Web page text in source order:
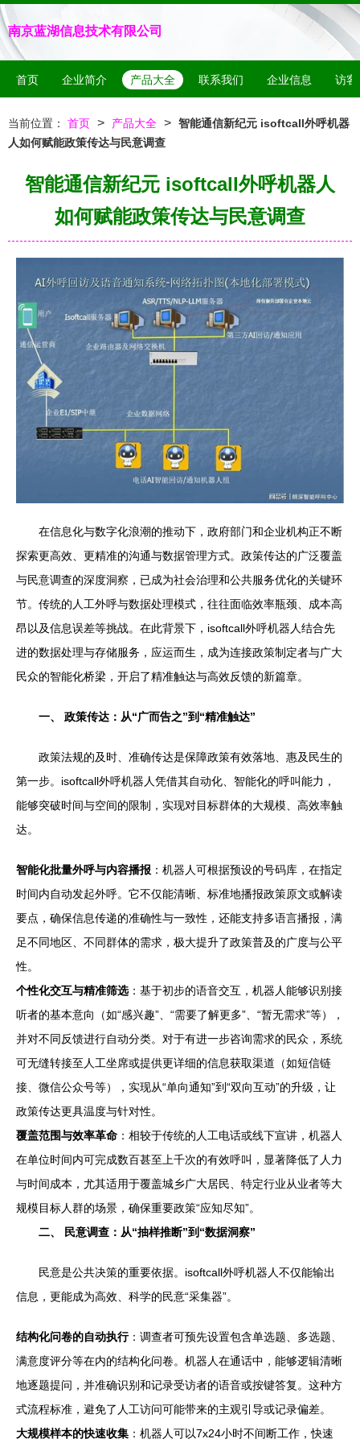
南京蓝湖信息技术有限公司
首页 企业简介 产品大全 联系我们 企业信息 访客
当前位置： 首页 > 产品大全 > 智能通信新纪元 isoftcall外呼机器
人如何赋能政策传达与民意调查
智能通信新纪元 isoftcall外呼机器人
如何赋能政策传达与民意调查
在信息化与数字化浪潮的推动下，政府部门和企业机构正不断
探索更高效、更精准的沟通与数据管理方式。政策传达的广泛覆盖
与民意调查的深度洞察，已成为社会治理和公共服务优化的关键环
节。传统的人工外呼与数据处理模式，往往面临效率瓶颈、成本高
昂以及信息误差等挑战。在此背景下，isoftcall外呼机器人结合先
进的数据处理与存储服务，应运而生，成为连接政策制定者与广大
民众的智能化桥梁，开启了精准触达与高效反馈的新篇章。
一、 政策传达：从“广而告之”到“精准触达”
政策法规的及时、准确传达是保障政策有效落地、惠及民生的
第一步。isoftcall外呼机器人凭借其自动化、智能化的呼叫能力，
能够突破时间与空间的限制，实现对目标群体的大规模、高效率触
达。
智能化批量外呼与内容播报 ：机器人可根据预设的号码库，在指定
时间内自动发起外呼。它不仅能清晰、标准地播报政策原文或解读
要点，确保信息传递的准确性与一致性，还能支持多语言播报，满
足不同地区、不同群体的需求，极大提升了政策普及的广度与公平
性。
个性化交互与精准筛选：基于初步的语音交互，机器人能够识别接
听者的基本意向（如“感兴趣”、“需要了解更多”、“暂无需求”等），
并对不同反馈进行自动分类。对于有进一步咨询需求的民众，系统
可无缝转接至人工坐席或提供更详细的信息获取渠道（如短信链
接、微信公众号等），实现从“单向通知”到“双向互动”的升级，让
政策传达更具温度与针对性。
覆盖范围与效率革命 ：相较于传统的人工电话或线下宣讲，机器人
在单位时间内可完成数百甚至上千次的有效呼叫，显著降低了人力
与时间成本，尤其适用于覆盖城乡广大居民、特定行业从业者等大
规模目标人群的场景，确保重要政策“应知尽知”。
二、 民意调查：从“抽样推断”到“数据洞察”
民意是公共决策的重要依据。isoftcall外呼机器人不仅能输出
信息，更能成为高效、科学的民意“采集器”。
结构化问卷的自动执行：调查者可预先设置包含单选题、多选题、
满意度评分等在内的结构化问卷。机器人在通话中，能够逻辑清晰
地逐题提问，并准确识别和记录受访者的语音或按键答复。这种方
式流程标准，避免了人工访问可能带来的主观引导或记录偏差。
大规模样本的快速收集 ：机器人可以7x24小时不间断工作，快速